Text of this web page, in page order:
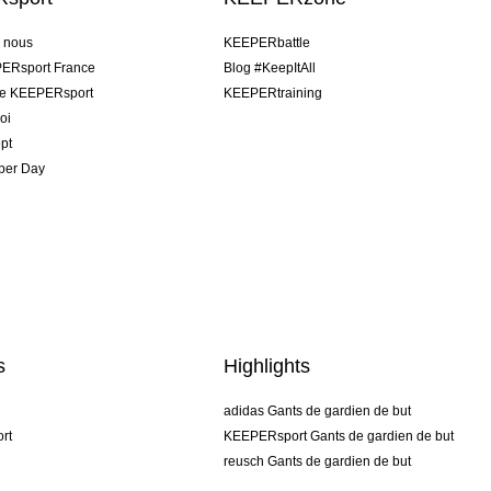
nous
France
KEEPERsport
Day
KEEPERbattle
Blog #KeepItAll
KEEPERtraining
Highlights
adidas Gants de gardien de but
KEEPERsport Gants de gardien de but
reusch Gants de gardien de but